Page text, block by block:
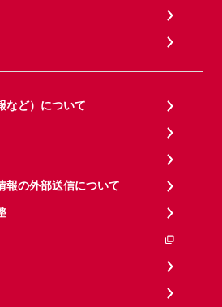
など）について
報の外部送信について